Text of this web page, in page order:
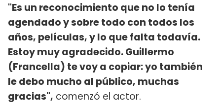
"Es un reconocimiento que no lo tenía
agendado y sobre todo con todos los
años, películas, y lo que falta todavía.
Estoy muy agradecido. Guillermo
(Francella) te voy a copiar: yo también
le debo mucho al público, muchas
gracias", comenzó el actor.